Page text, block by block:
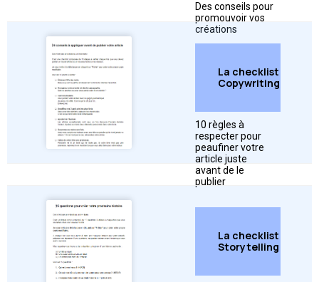
Des conseils pour
promouvoir vos
créations
➜Télécharger
La checklist
Copywriting
10 règles à
respecter pour
peaufiner votre
article juste
avant de le
publier
La checklist
Storytelling